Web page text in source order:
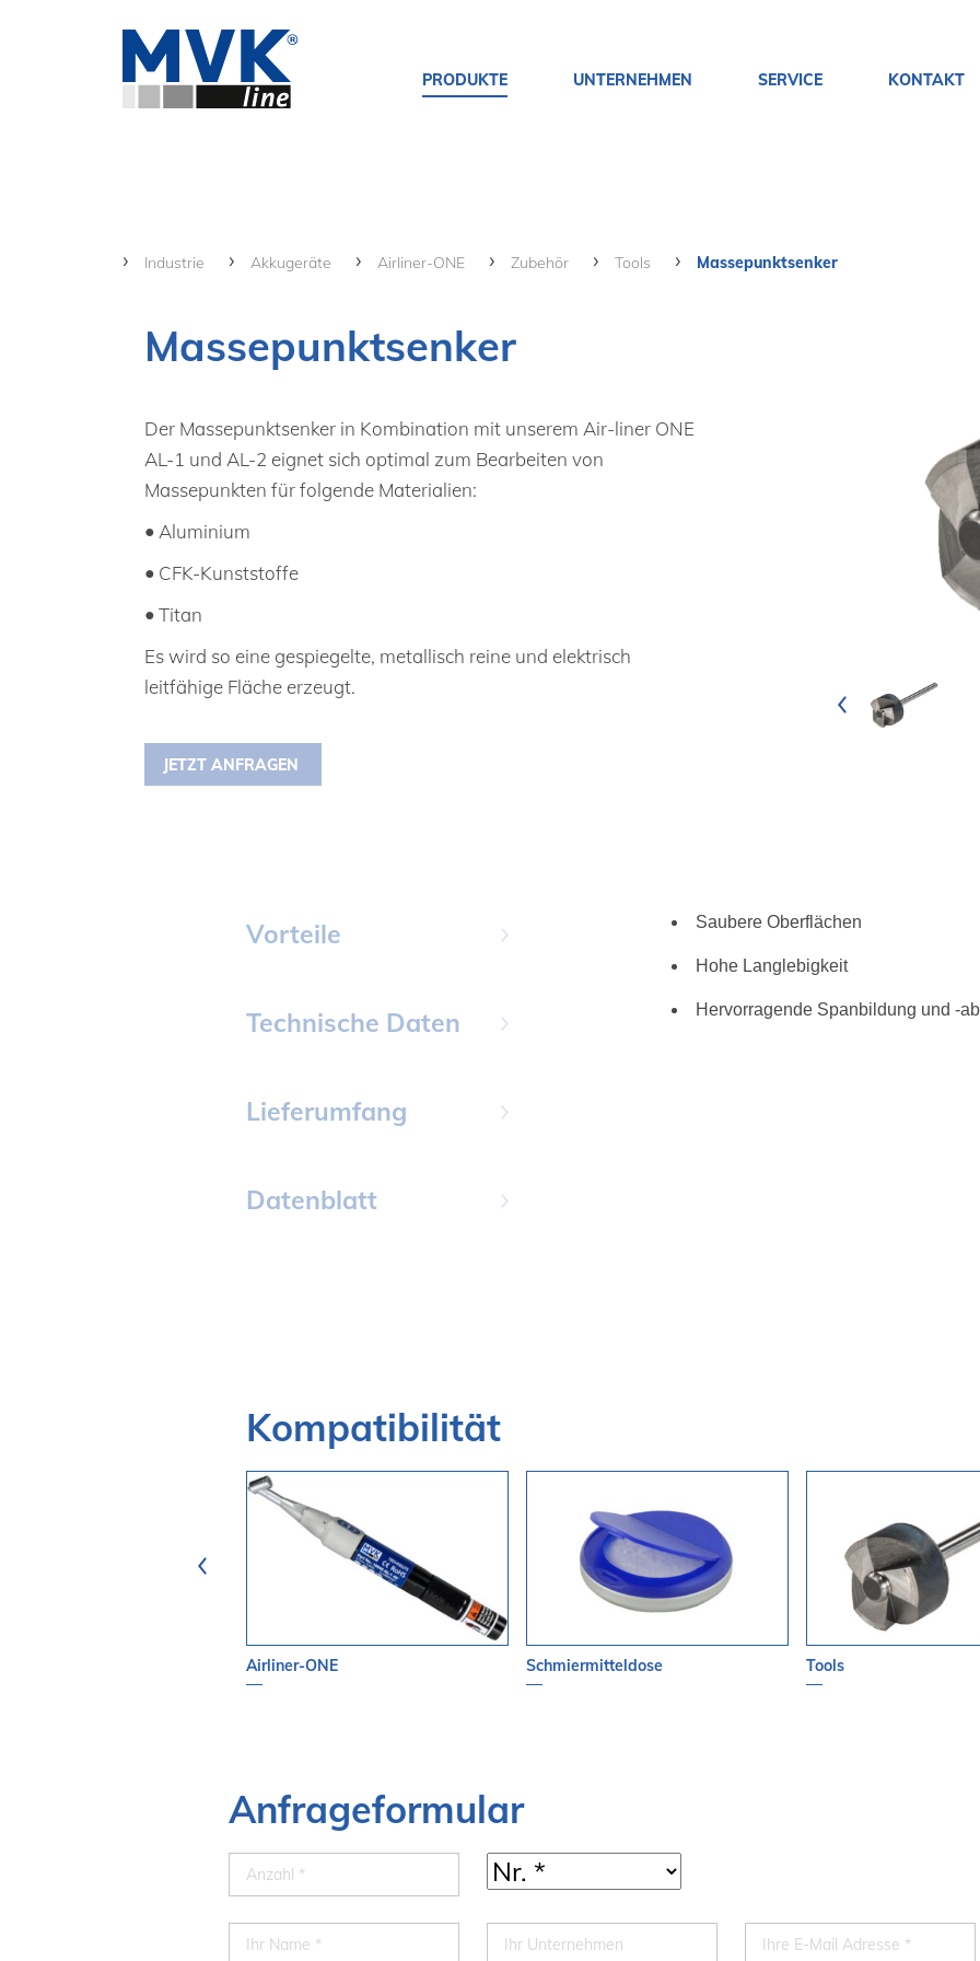
PRODUKTE UNTERNEHMEN SERVICE KONTAKT
Industrie Akkugeräte Airliner-ONE Zubehör Tools Massepunktsenker
Massepunktsenker
Der Massepunktsenker in Kombination mit unserem Air-liner ONE
AL-1 und AL-2 eignet sich optimal zum Bearbeiten von
Massepunkten für folgende Materialien:
• Aluminium
• CFK-Kunststoffe
•Titan
Es wird so eine gespiegelte, metallisch reine und elektrisch
leitfähige Fläche erzeugt.
JETZT ANFRAGEN
Vorteile
Technische Daten
Lieferumfang
Datenblatt
Saubere Oberflächen
Hohe Langlebigkeit
Hervorragende Spanbildung und -
Kompatibilität
Airliner-ONE Schmiermitteldose Tools
Anfrageformular